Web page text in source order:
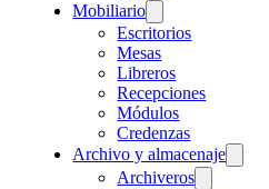
Mobiliario
Escritorios
Mesas
Libreros
Recepciones
Módulos
Credenzas
Archivo y almacenaje
Archiveros